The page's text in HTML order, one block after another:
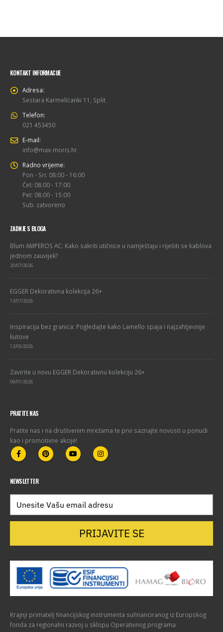
KONTAKT INFORMACIJE
Adresa:
Sestara Karmelićanki 11, Split
Telefon:
021 453450
E-mail:
info@max-moris.hr
Radno vrijeme:
Pon - Sri: 08:00 - 16:00
Čet: 08:00 - 17:00
Pet: 08:00 - 15:00
Sub: zatvoreno
ZADNJE S BLOGA
Blum AMPEROS AC: Kako sakriti utičnice u namještaju i riješiti se kablova
jednom zauvijek?
20/07/2026
EGGER Dekorativna kolekcija 26+
13/07/2026
Inspiracija bez granica: Pogledajte kako Lamello spaja i najzahtjevnije
kutove
12/05/2026
Zavirite u novu EGGER Dekorativnu kolekciju 26+
09/01/2026
PRATITE NAS
Pratite nas i na društvenim mrežama te prvi saznajte novosti u ponudi
kao i promotivne akcije!
NEWSLETTER
PRIJAVITE SE
Krajnji primatelj financijskog instrumenta sufinanciranog iz Europskog
fonda za regionalni razvoj u sklopu Operativnog programa